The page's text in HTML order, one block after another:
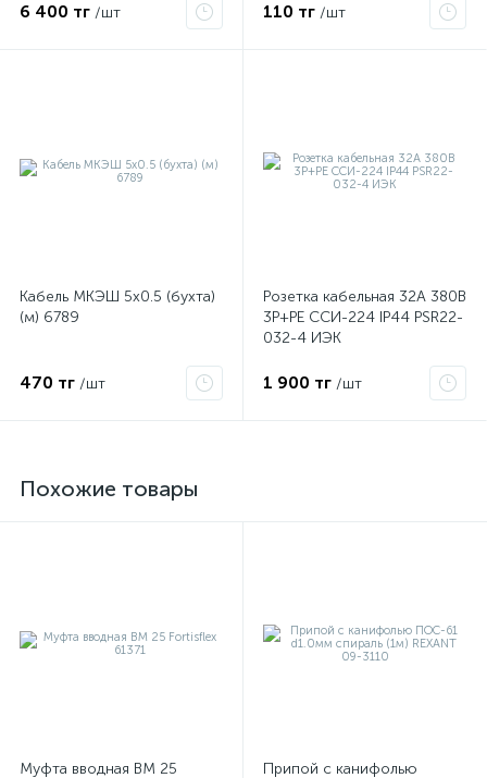
6 400 тг /шт 110 тг /шт
Кабель МКЭШ 5х0.5 (бухта)
(м) 6789
470 тг /шт
Розетка кабельная 32А 380В
3P+PЕ ССИ-224 IP44 PSR22-
032-4 ИЭК
1 900 тг /шт
Похожие товары
Муфта вводная ВМ 25
Припой с канифолью